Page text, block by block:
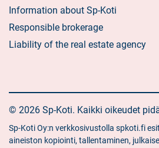
Information about Sp-Koti
Responsible brokerage
Liability of the real estate agency
© 2026 Sp-Koti. Kaikki oikeudet
Sp-Koti Oy:n verkkosivustolla spkoti.fi
aineiston kopiointi, tallentaminen,